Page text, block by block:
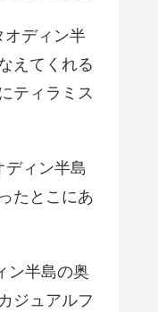
オディン半
えてくれる
ティラミス
ディン半島
たとこにあ
ン半島の奥
ジュアルフ